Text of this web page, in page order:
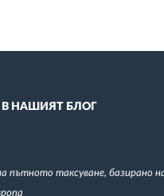
НАШИЯТ БЛОГ
пътното таксуване, базирано